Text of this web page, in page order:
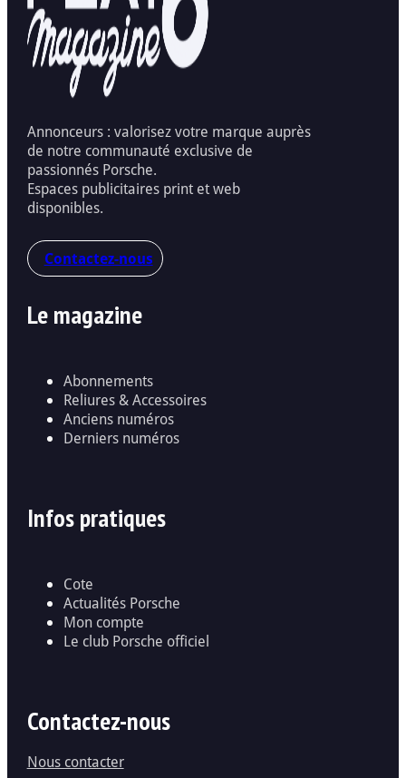
Annonceurs : valorisez votre marque auprès
de notre communauté exclusive de
passionnés Porsche.
Espaces publicitaires print et web
disponibles.
Contactez-nous
Le magazine
Abonnements
Reliures & Accessoires
Anciens numéros
Derniers numéros
Infos pratiques
Cote
Actualités Porsche
Mon compte
Le club Porsche officiel
Contactez-nous
Nous contacter